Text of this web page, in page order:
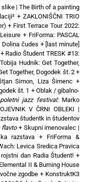
| The Birth of a painting
+ ZAKLONIŠČNI TRIO
+ First Terrace Tour 2022:
+ FriForma: PASCAL
Dolina čudes + [last minute]
Radio Študent TRESK #13:
Hudnik: Get Together,
Together, Dogodek št. 2+
Simon, Liza Šimenc +
št. 1 + Oblak / gibalno-
jazz festival:Marko
V ČRNI OBLEKI |
študentk in študentov
flavto+ Skupni imenovalec |
razstava + FriForma &
Levica Sredica Pravica
dan Radia Študent! +
II & Burning House
zgodbe + KonstruktK3